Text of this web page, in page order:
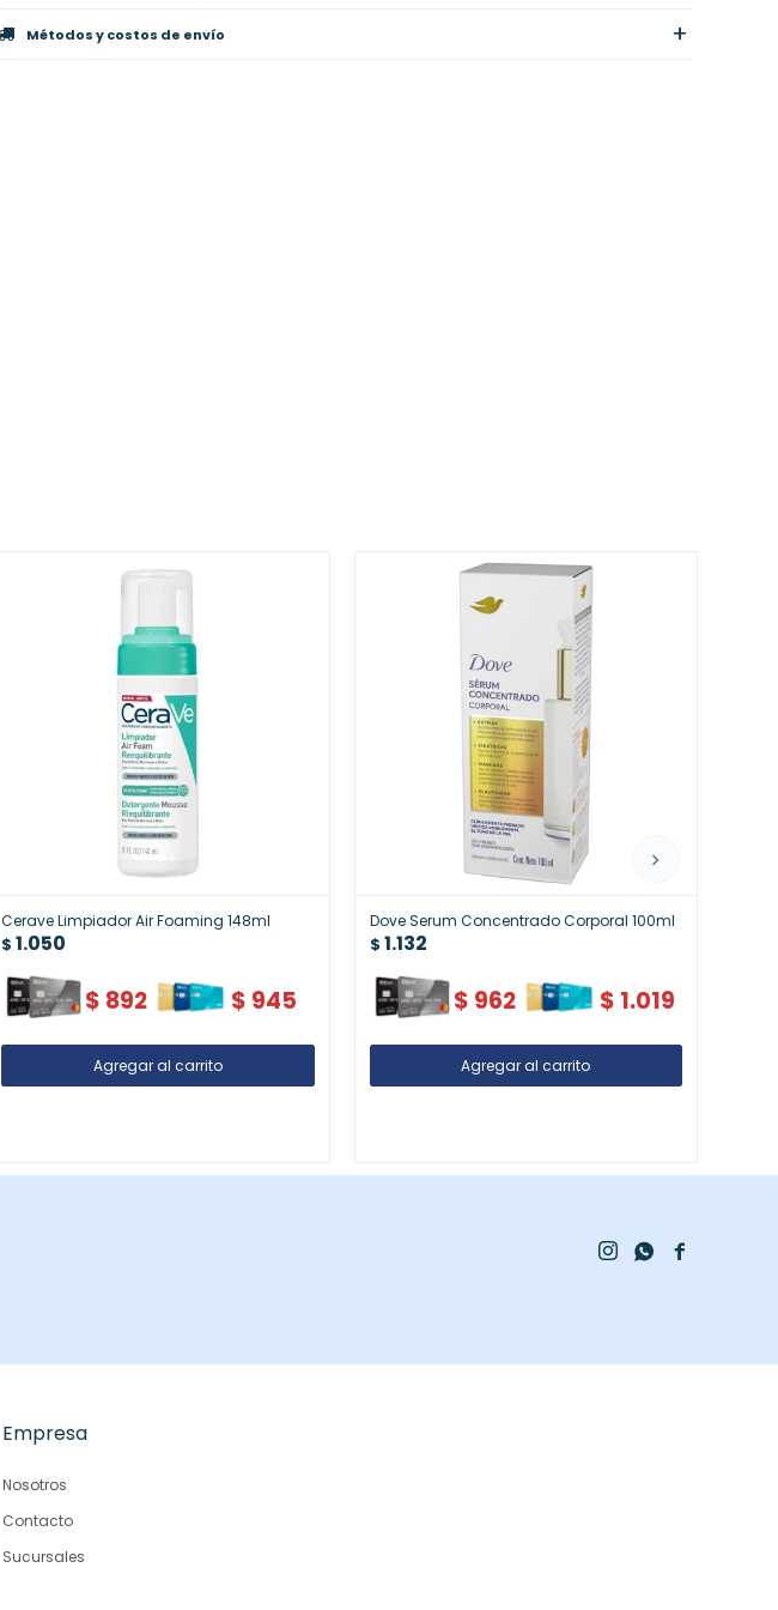
Métodos y costos de envío
Cerave Limpiador Air Foaming 148ml
$ 1.050
$ 892 $ 945
Dove Serum Concentrado Corporal 100ml
$ 1.132
$ 962 $ 1.019

 
Empresa
Nosotros
Contacto
Sucursales